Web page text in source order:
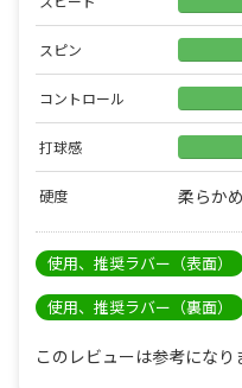
スピン
コントロール
打球感
硬度 柔らか
使用、推奨ラバー（表面）
使用、推奨ラバー（裏面）
このレビューは参考になり